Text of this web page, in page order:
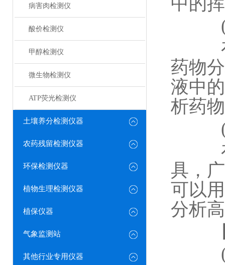
病害肉检测仪
酸价检测仪
甲醇检测仪
微生物检测仪
ATP荧光检测仪
土壤养分检测仪器
农药残留检测仪器
环保检测仪器
植物生理检测仪器
植保仪器
气象监测站
其他行业专用仪器
(
在
药物
液中
析药
(
在
具，
可以
分析
(